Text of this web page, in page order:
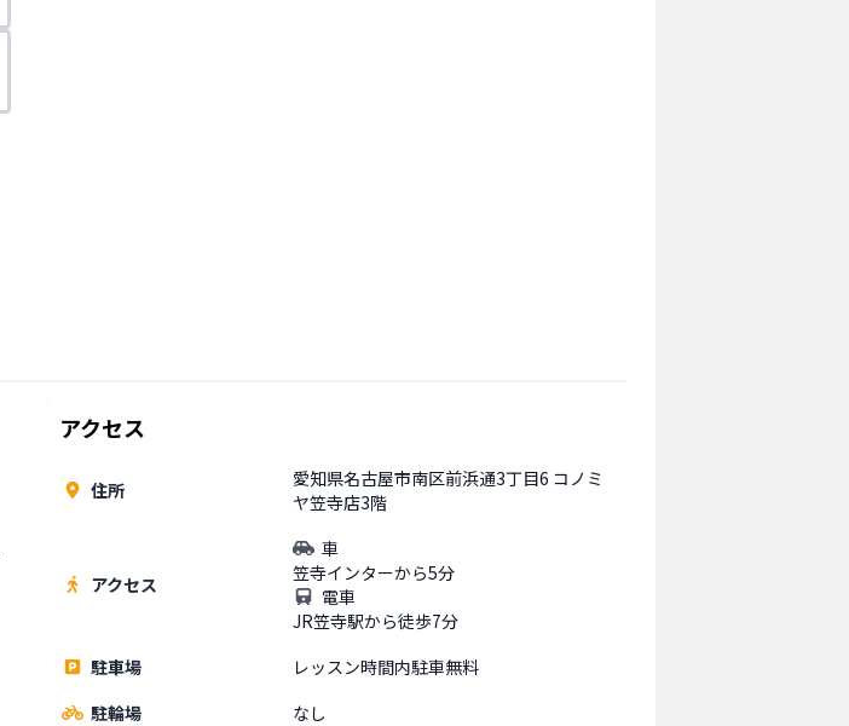
アクセス
住所
愛知県名古屋市南区前浜通3丁目6 コノミ
ヤ笠寺店3階
アクセス
車
笠寺インターから5分
電車
JR笠寺駅から徒歩7分
駐車場
レッスン時間内駐車無料
駐輪場
なし